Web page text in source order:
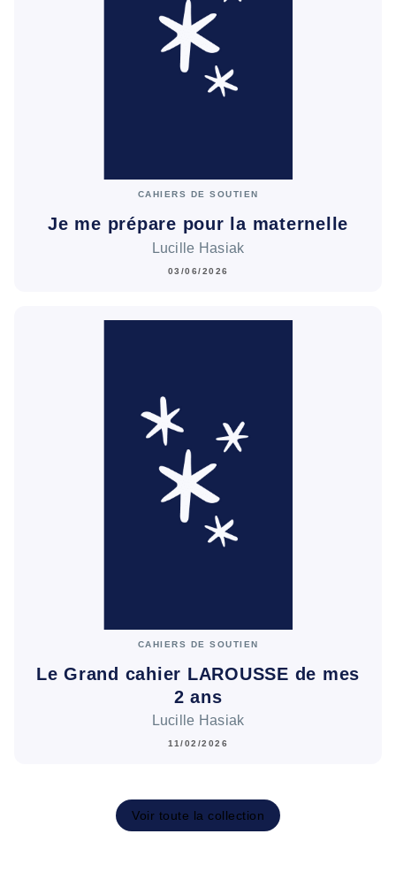
CAHIERS DE SOUTIEN
Je me prépare pour la maternelle
Lucille Hasiak
03/06/2026
CAHIERS DE SOUTIEN
Le Grand cahier LAROUSSE de mes
2 ans
Lucille Hasiak
11/02/2026
Voir toute la collection